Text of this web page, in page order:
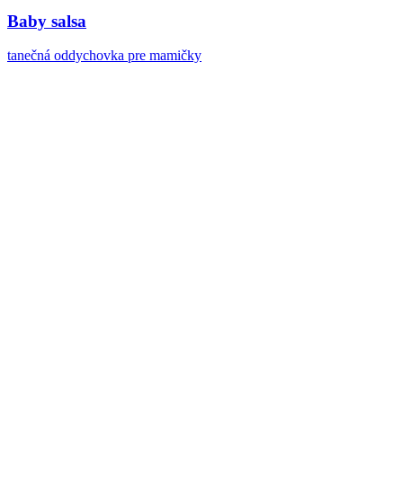
Baby salsa
tanečná oddychovka pre mamičky